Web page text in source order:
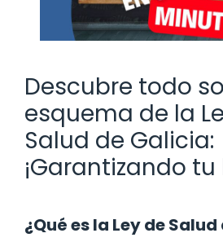
Descubre todo
esquema de la
Salud de Galicia:
¡Garantizando
¿Qué es la Ley de